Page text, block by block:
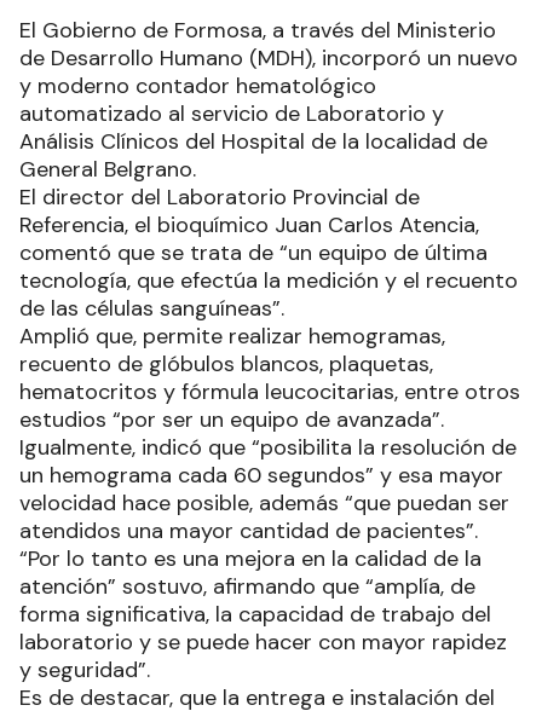
El Gobierno de Formosa, a través del Ministerio
de Desarrollo Humano (MDH), incorporó un nuevo
y moderno contador hematológico
automatizado al servicio de Laboratorio y
Análisis Clínicos del Hospital de la localidad de
General Belgrano.
El director del Laboratorio Provincial de
Referencia, el bioquímico Juan Carlos Atencia,
comentó que se trata de “un equipo de última
tecnología, que efectúa la medición y el recuento
de las células sanguíneas”.
Amplió que, permite realizar hemogramas,
recuento de glóbulos blancos, plaquetas,
hematocritos y fórmula leucocitarias, entre otros
estudios “por ser un equipo de avanzada”.
Igualmente, indicó que “posibilita la resolución de
un hemograma cada 60 segundos” y esa mayor
velocidad hace posible, además “que puedan ser
atendidos una mayor cantidad de pacientes”.
“Por lo tanto es una mejora en la calidad de la
atención” sostuvo, afirmando que “amplía, de
forma significativa, la capacidad de trabajo del
laboratorio y se puede hacer con mayor rapidez
y seguridad”.
Es de destacar, que la entrega e instalación del